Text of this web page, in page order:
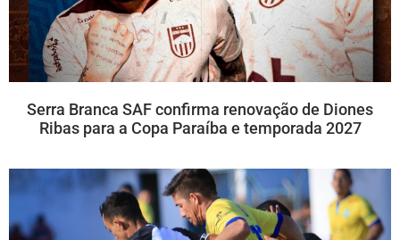
Serra Branca SAF confirma renovação de Diones
Ribas para a Copa Paraíba e temporada 2027